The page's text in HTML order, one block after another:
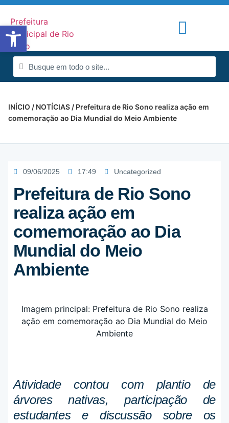
INÍCIO / NOTÍCIAS / Prefeitura de Rio Sono realiza ação em
comemoração ao Dia Mundial do Meio Ambiente
09/06/2025 17:49 Uncategorized
Prefeitura de Rio Sono
realiza ação em
comemoração ao Dia
Mundial do Meio
Ambiente
Atividade contou com plantio de
árvores nativas, participação de
estudantes e discussão sobre os
Abrir a barra de ferramentas